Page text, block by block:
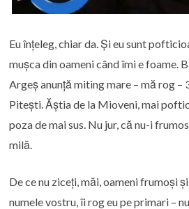
Eu înțeleg, chiar da. Și eu sunt
mușca din oameni când îmi e foame.
Argeș anunță miting mare – mă rog –
Pitești. Ăștia de la Mioveni, mai
poza de mai sus. Nu jur, că nu-i
milă.
De ce nu ziceți, măi, oameni frumoși
numele vostru, îi rog eu pe primari –